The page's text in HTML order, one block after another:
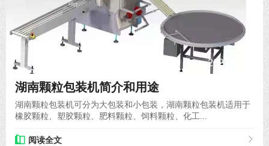
2023-03-18
湖南颗粒包装机简介和用途
湖南颗粒包装机可分为大包装和小包装，湖南颗粒包装机适用于
橡胶颗粒、塑胶颗粒、肥料颗粒、饲料颗粒、化工...
阅读全文